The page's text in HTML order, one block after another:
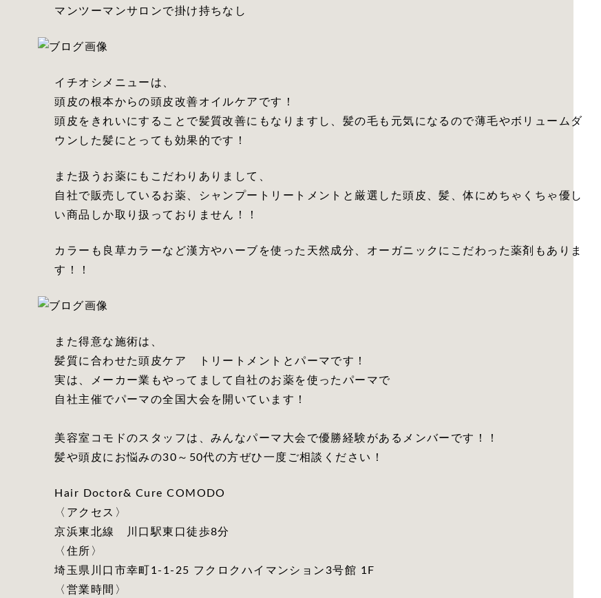
マンツーマンサロンで掛け持ちなし
イチオシメニューは、
頭皮の根本からの頭皮改善オイルケアです！
頭皮をきれいにすることで髪質改善にもなりますし、髪の毛も元気になるので薄毛やボリュームダ
ウンした髪にとっても効果的です！
また扱うお薬にもこだわりありまして、
自社で販売しているお薬、シャンプートリートメントと厳選した頭皮、髪、体にめちゃくちゃ優し
い商品しか取り扱っておりません！！
カラーも良草カラーなど漢方やハーブを使った天然成分、オーガニックにこだわった薬剤もありま
す！！
また得意な施術は、
髪質に合わせた頭皮ケア トリートメントとパーマです！
実は、メーカー業もやってまして自社のお薬を使ったパーマで
自社主催でパーマの全国大会を開いています！
美容室コモドのスタッフは、みんなパーマ大会で優勝経験があるメンバーです！！
髪や頭皮にお悩みの30～50代の方ぜひ一度ご相談ください！
Hair Doctor& Cure COMODO
〈アクセス〉
京浜東北線 川口駅東口徒歩8分
〈住所〉
埼玉県川口市幸町1-1-25 フクロクハイマンション3号館 1F
〈営業時間〉